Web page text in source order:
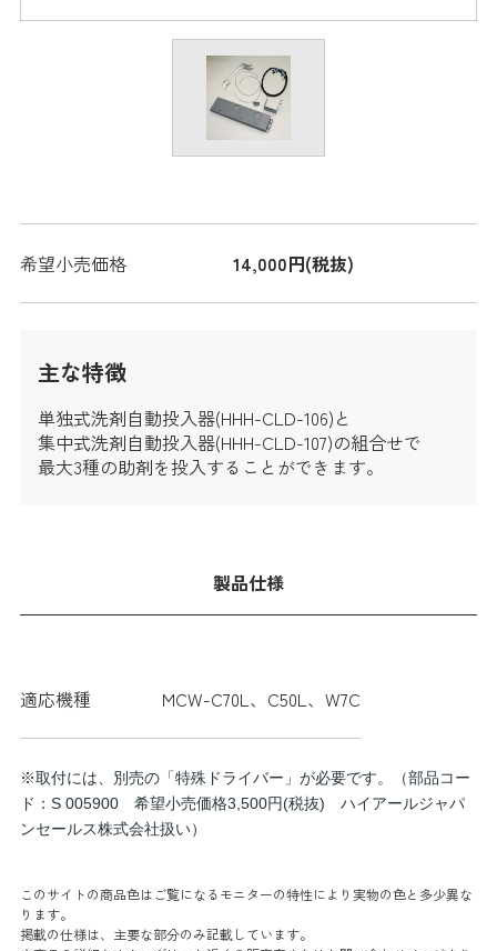
希望小売価格 14,000円(税抜)
主な特徴
単独式洗剤自動投入器(HHH-CLD-106)と
集中式洗剤自動投入器(HHH-CLD-107)の組合せで
最大3種の助剤を投入することができます。
製品仕様
適応機種 MCW-C70L、C50L、W7C
※取付には、別売の「特殊ドライバー」が必要です。（部品コー
ド：S 005900 希望小売価格3,500円(税抜) ハイアールジャパ
ンセールス株式会社扱い）
このサイトの商品色はご覧になるモニターの特性により実物の色と多少異な
ります。
掲載の仕様は、主要な部分のみ記載しています。